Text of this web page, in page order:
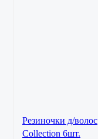
Резиночки д/волос
Collection 6шт.